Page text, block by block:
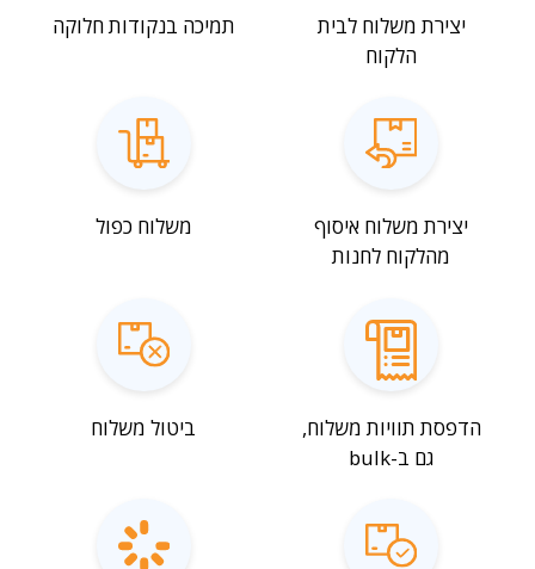
יצירת משלוח לבית
הלקוח
תמיכה בנקודות חלוקה
יצירת משלוח איסוף
מהלקוח לחנות
משלוח כפול
הדפסת תוויות משלוח,
גם ב-bulk
ביטול משלוח